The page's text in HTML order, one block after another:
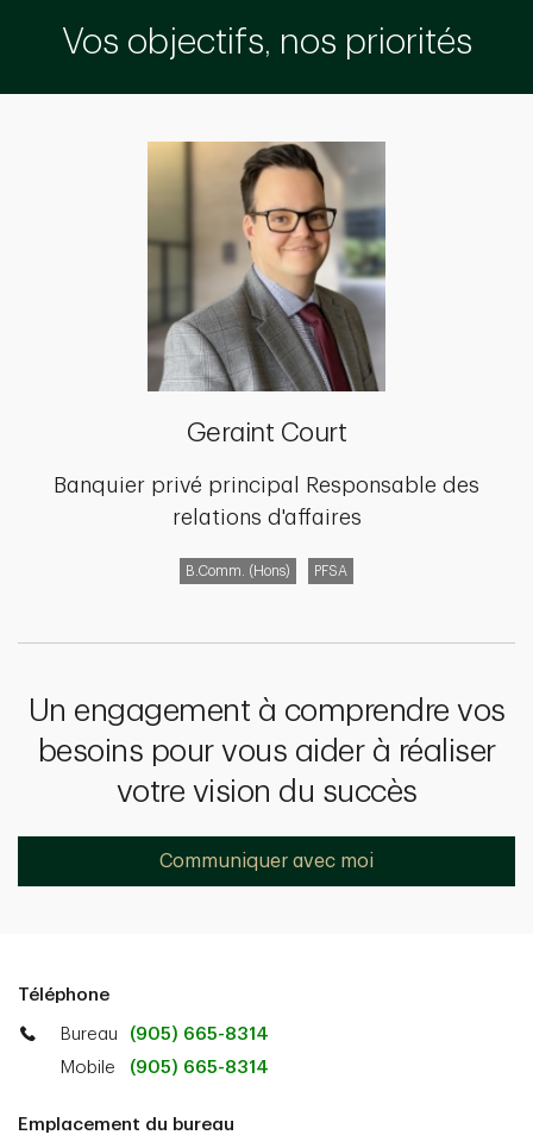
Vos objectifs, nos priorités
Geraint Court
Banquier privé principal Responsable des
relations d'affaires
B.Comm. (Hons) PFSA
Un engagement à comprendre vos
besoins pour vous aider à réaliser
votre vision du succès
Communiquer avec moi
Téléphone
Bureau
(905) 665-8314
Mobile
(905) 665-8314
Emplacement du bureau